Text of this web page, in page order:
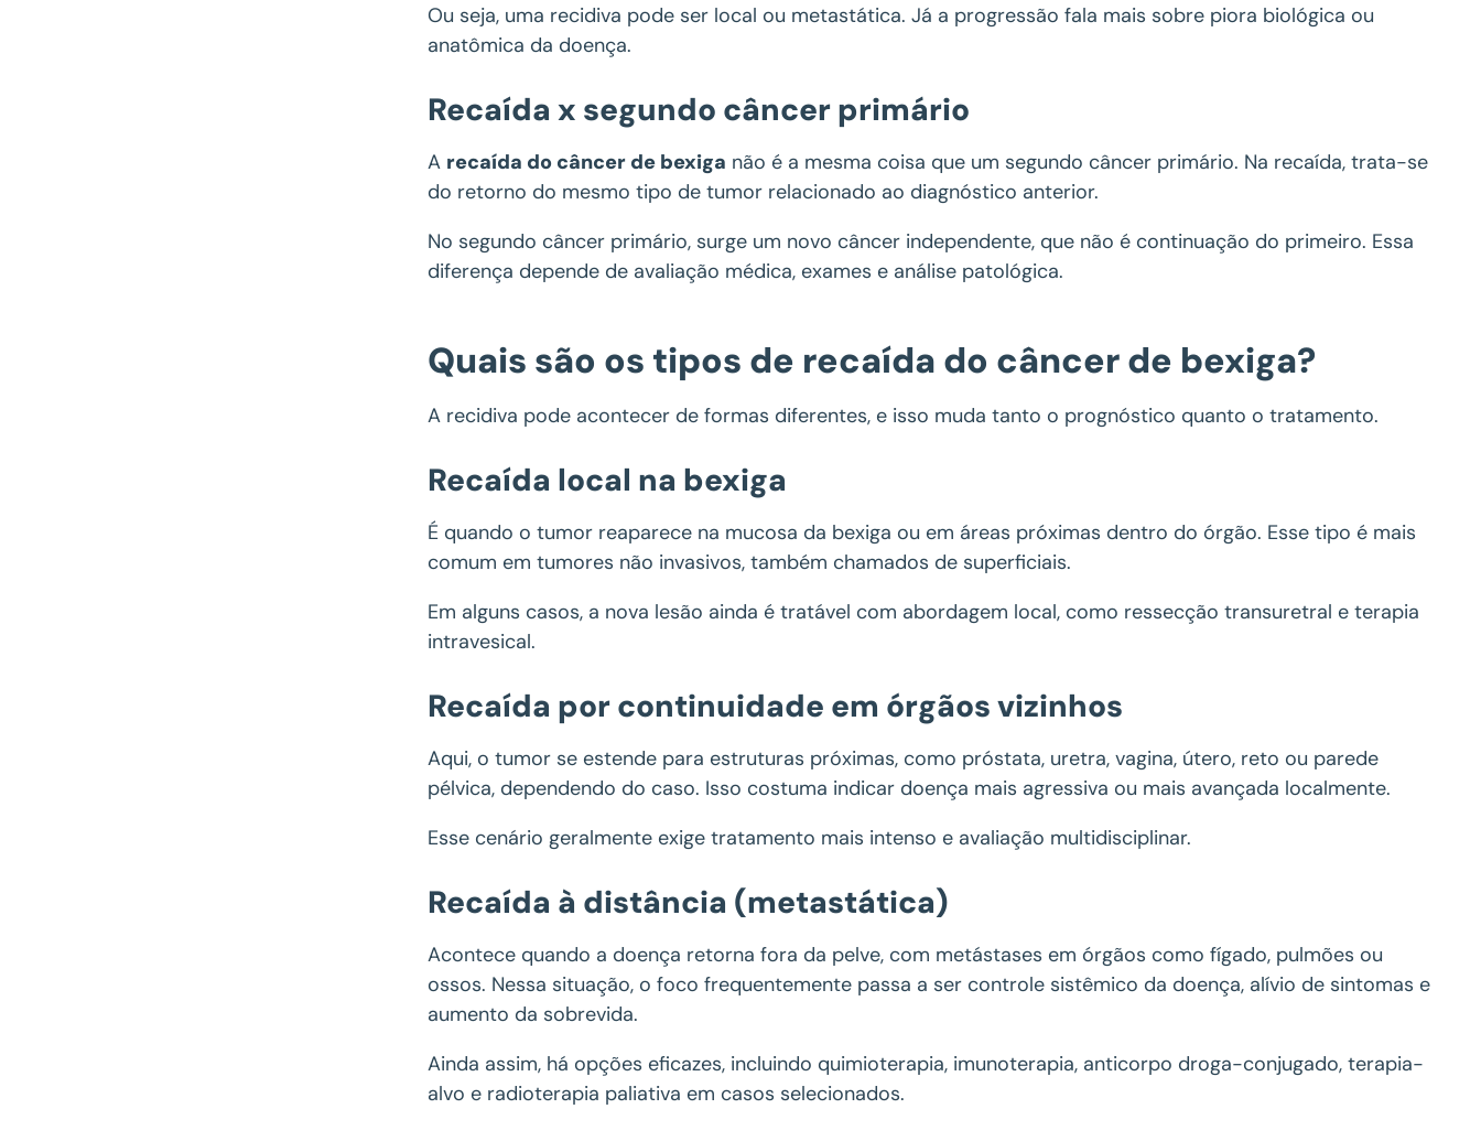
Ou seja, uma recidiva pode ser local ou metastática. Já a progressão fala mais sobre piora biológica ou
anatômica da doença.
Recaída x segundo câncer primário
A recaída do câncer de bexiga não é a mesma coisa que um segundo câncer primário. Na recaída, trata-se
do retorno do mesmo tipo de tumor relacionado ao diagnóstico anterior.
No segundo câncer primário, surge um novo câncer independente, que não é continuação do primeiro. Essa
diferença depende de avaliação médica, exames e análise patológica.
Quais são os tipos de recaída do câncer de bexiga?
A recidiva pode acontecer de formas diferentes, e isso muda tanto o prognóstico quanto o tratamento.
Recaída local na bexiga
É quando o tumor reaparece na mucosa da bexiga ou em áreas próximas dentro do órgão. Esse tipo é mais
comum em tumores não invasivos, também chamados de superficiais.
Em alguns casos, a nova lesão ainda é tratável com abordagem local, como ressecção transuretral e terapia
intravesical.
Recaída por continuidade em órgãos vizinhos
Aqui, o tumor se estende para estruturas próximas, como próstata, uretra, vagina, útero, reto ou parede
pélvica, dependendo do caso. Isso costuma indicar doença mais agressiva ou mais avançada localmente.
Esse cenário geralmente exige tratamento mais intenso e avaliação multidisciplinar.
Recaída à distância (metastática)
Acontece quando a doença retorna fora da pelve, com metástases em órgãos como fígado, pulmões ou
ossos. Nessa situação, o foco frequentemente passa a ser controle sistêmico da doença, alívio de sintomas e
aumento da sobrevida.
Ainda assim, há opções eficazes, incluindo quimioterapia, imunoterapia, anticorpo droga-conjugado, terapia-
alvo e radioterapia paliativa em casos selecionados.